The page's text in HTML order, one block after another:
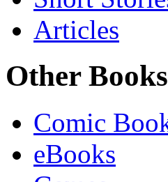
Articles
Other
Comic
eBooks